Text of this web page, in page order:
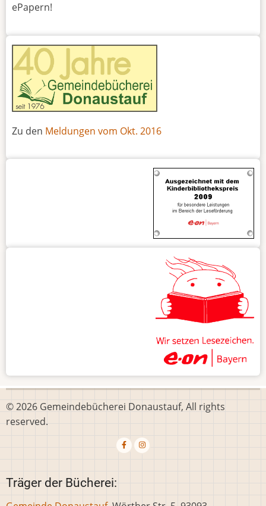
ePapern!
Zu den Meldungen vom Okt. 2016
© 2026 Gemeindebücherei Donaustauf, All rights
reserved.
Träger der Bücherei: